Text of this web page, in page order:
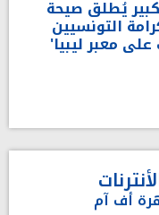
يُطلق صيحة
التونسيين
معبر ليبيا'
أف آم